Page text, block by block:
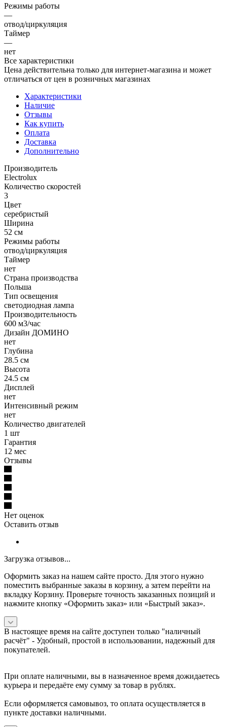
Режимы работы
—
отвод/циркуляция
Таймер
—
нет
Все характеристики
Цена действительна только для интернет-магазина и может
отличаться от цен в розничных магазинах
Характеристики
Наличие
Отзывы
Как купить
Оплата
Доставка
Дополнительно
Производитель
Electrolux
Количество скоростей
3
Цвет
серебристый
Ширина
52 см
Режимы работы
отвод/циркуляция
Таймер
нет
Страна производства
Польша
Тип освещения
светодиодная лампа
Производительность
600 м3/час
Дизайн ДОМИНО
нет
Глубина
28.5 см
Высота
24.5 см
Дисплей
нет
Интенсивный режим
нет
Количество двигателей
1 шт
Гарантия
12 мес
Отзывы
Нет оценок
Оставить отзыв
Загрузка отзывов...
Оформить заказ на нашем сайте просто. Для этого нужно
поместить выбранные заказы в корзину, а затем перейти на
вкладку Корзину. Проверьте точность заказанных позиций и
нажмите кнопку «Оформить заказ» или «Быстрый заказ».
В настоящее время на сайте доступен только "наличный
расчёт" - Удобный, простой в использовании, надежный для
покупателей.
При оплате наличными, вы в назначенное время дожидаетесь
курьера и передаёте ему сумму за товар в рублях.
Если оформляется самовывоз, то оплата осуществляется в
пункте доставки наличными.